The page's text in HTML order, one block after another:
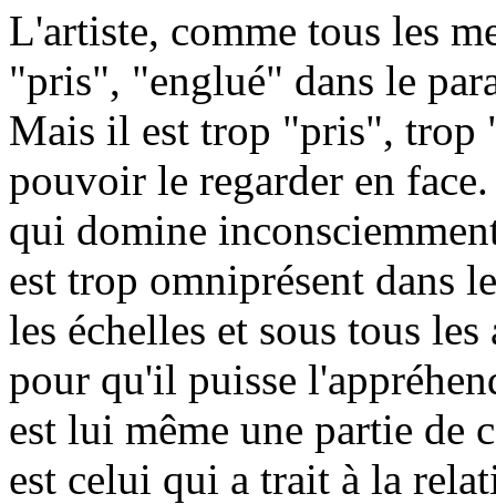
L'artiste, comme tous les
"pris", "englué" dans le
Mais il est trop "pris", trop
pouvoir le regarder en
qui domine
est trop omniprésent dans
les échelles et sous tous
pour qu'il puisse
est lui même une partie de
est celui qui a trait à la